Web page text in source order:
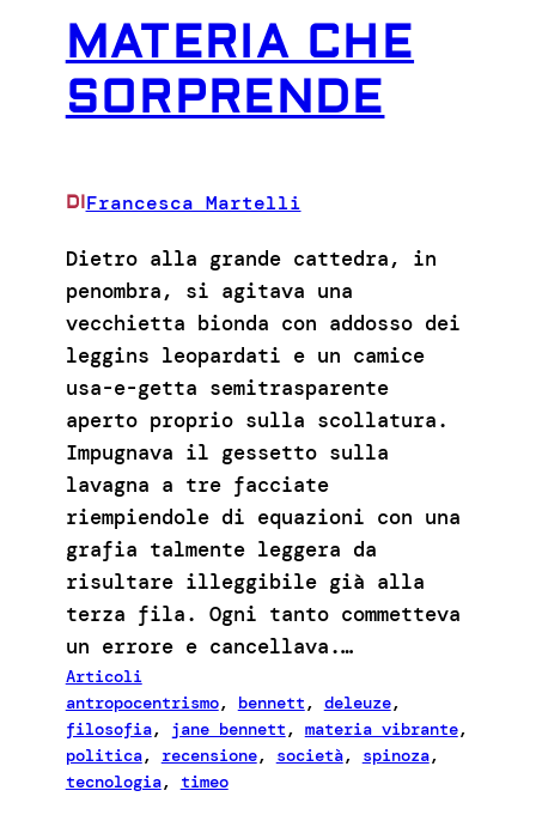
MATERIA CHE
SORPRENDE
DIFrancesca Martelli
Dietro alla grande cattedra, in
penombra, si agitava una
vecchietta bionda con addosso dei
leggins leopardati e un camice
usa-e-getta semitrasparente
aperto proprio sulla scollatura.
Impugnava il gessetto sulla
lavagna a tre facciate
riempiendole di equazioni con una
grafia talmente leggera da
risultare illeggibile già alla
terza fila. Ogni tanto commetteva
un errore e cancellava.…
Articoli
antropocentrismo, bennett, deleuze
filosofia, jane bennett, materia vibrante
politica, recensione, società, spinoza
tecnologia, timeo